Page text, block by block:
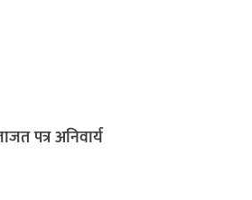
पत्र अनिवार्य